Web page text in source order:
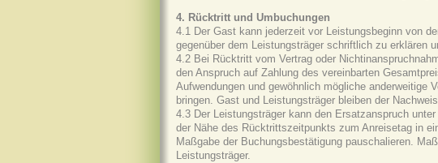
4. Rücktritt und Umbuchungen
4.1 Der Gast kann jederzeit vor Leistungsbeginn von
gegenüber dem Leistungsträger schriftlich zu erklären
4.2 Bei Rücktritt vom Vertrag oder
den Anspruch auf Zahlung des vereinbarten
Aufwendungen und gewöhnlich mögliche anderweitige
bringen. Gast und Leistungsträger bleiben der
4.3 Der Leistungsträger kann den Ersatzanspruch
der Nähe des Rücktrittszeitpunkts zum Anreisetag in
Maßgabe der Buchungsbestätigung pauschalieren.
Leistungsträger.